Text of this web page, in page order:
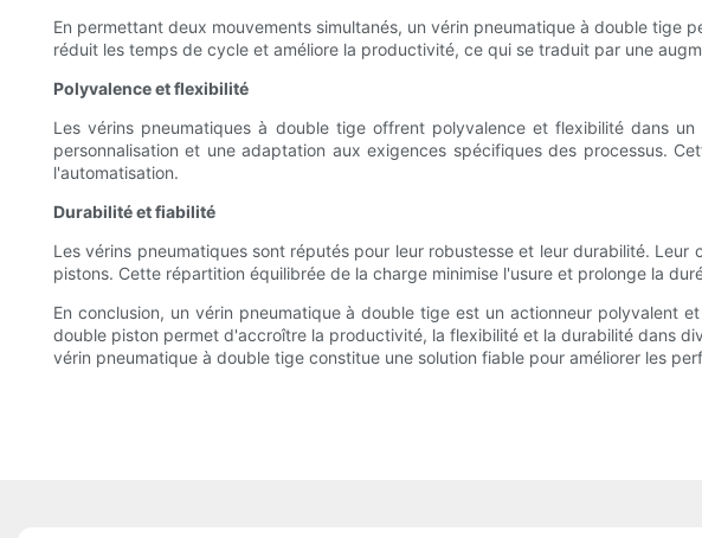
En permettant deux mouvements simultanés, un vérin pneumatique à double
réduit les temps de cycle et améliore la productivité, ce qui se traduit par une
Polyvalence et flexibilité
Les vérins pneumatiques à double tige offrent polyvalence et flexibilité dans
personnalisation et une adaptation aux exigences spécifiques des processus.
l'automatisation.
Durabilité et fiabilité
Les vérins pneumatiques sont réputés pour leur robustesse et leur durabilité.
pistons. Cette répartition équilibrée de la charge minimise l'usure et prolonge la
En conclusion, un vérin pneumatique à double tige est un actionneur polyvalent
double piston permet d'accroître la productivité, la flexibilité et la durabilité dans
vérin pneumatique à double tige constitue une solution fiable pour améliorer les